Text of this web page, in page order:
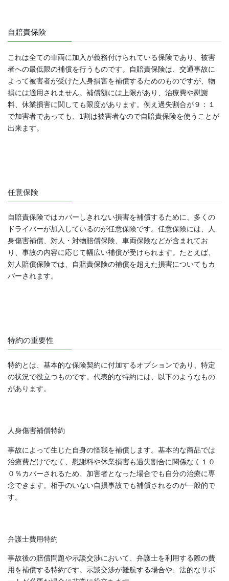
自賠責保険
これは全ての車両に加入が義務付けられている保険であり、被害
者への最低限の補償を行うものです。自賠責保険は、交通事故に
よって被害者が受けた人身損害を補償するためのものですが、物
損には適用されません。補償額には上限があり、治療費や慰謝
料、休業損害に関しても限度があります。例え過失割合が９：１
で加害者であっても、1割は被害者なので自賠責保険を使うことが
出来ます。
任意保険
自賠責保険ではカバーしきれない損害を補償するために、多くの
ドライバーが加入しているのが任意保険です。任意保険には、人
身傷害補償、対人・対物賠償保険、車両保険などが含まれてお
り、事故の内容に応じて幅広い補償が受けられます。たとえば、
対人賠償保険では、自賠責保険の補償を超えた損害についてもカ
バーされます。
特約の重要性
特約とは、基本的な保険契約に付加するオプションであり、特定
の状況で役立つものです。代表的な特約には、以下のようなもの
があります。
人身傷害補償特約
事故によって生じた自身の怪我を補償します。基本的な商品では
治療費だけでなく、慰謝料や休業損害も過失割合に関係なく１０
０％カバーされるため、加害者となった場合でも自分の治療に専
念できます。相手のいない自損事故でも補償されるのが一般的で
す。
弁護士費用特約
事故後の賠償問題や示談交渉において、弁護士を利用する際の費
用を補償する特約です。示談交渉が難航する場合や、法的なサポ